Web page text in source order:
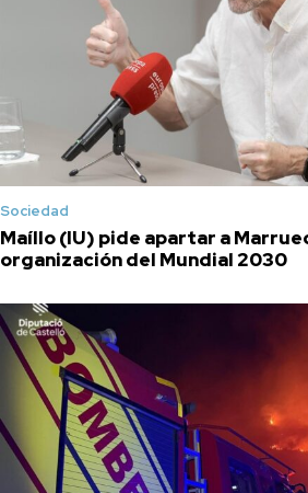
Sociedad
Maíllo (IU) pide apartar a
organización del Mundial 2030